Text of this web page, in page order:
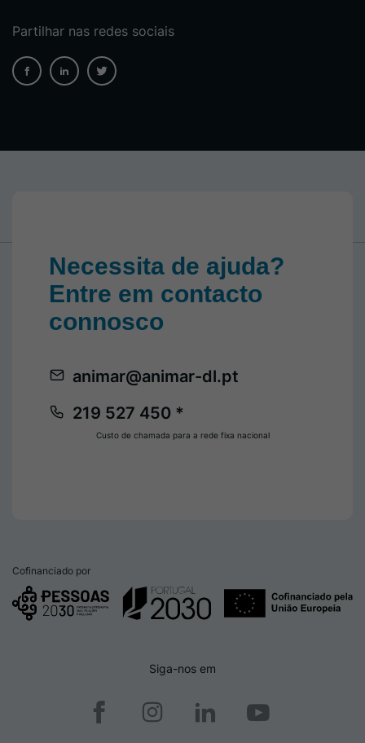
Partilhar nas redes sociais
Necessita de ajuda?
Entre em contacto
connosco
219 527 450 *
animar@animar-dl.pt
Custo de chamada para a rede fixa nacional
Cofinanciado por
Siga-nos em